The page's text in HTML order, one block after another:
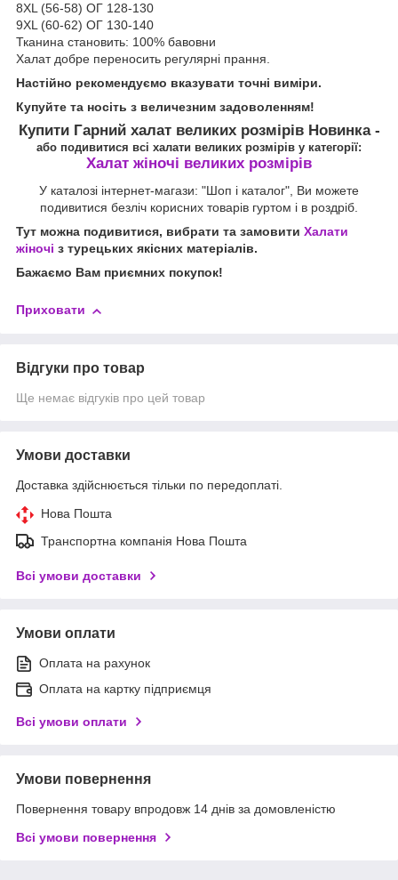
8ХL (56-58) ОГ 128-130
9ХL (60-62) ОГ 130-140
Тканина становить: 100% бавовни
Халат добре переносить регулярні прання.
Настійно рекомендуємо вказувати точні виміри.
Купуйте та носіть з величезним задоволенням!
Купити Гарний халат великих розмірів Новинка -
або подивитися всі халати великих розмірів у категорії:
Халат жіночі великих розмірів
У каталозі інтернет-магази: "Шоп і каталог", Ви можете
подивитися безліч корисних товарів гуртом і в роздріб.
Тут можна подивитися, вибрати та замовити Халати
жіночі з турецьких якісних матеріалів.
Бажаємо Вам приємних покупок!
Приховати
Відгуки про товар
Ще немає відгуків про цей товар
Умови доставки
Доставка здійснюється тільки по передоплаті.
Нова Пошта
Транспортна компанія Нова Пошта
Всі умови доставки
Умови оплати
Оплата на рахунок
Оплата на картку підприємця
Всі умови оплати
Умови повернення
Повернення товару впродовж 14 днів за домовленістю
Всі умови повернення